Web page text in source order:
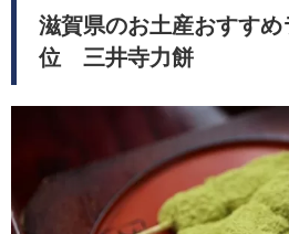
滋賀県のお土産おすす
位 三井寺力餅